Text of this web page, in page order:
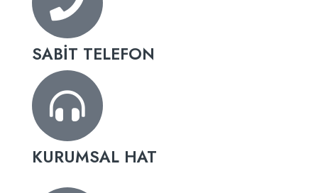
SABİT TELEFON
KURUMSAL HAT